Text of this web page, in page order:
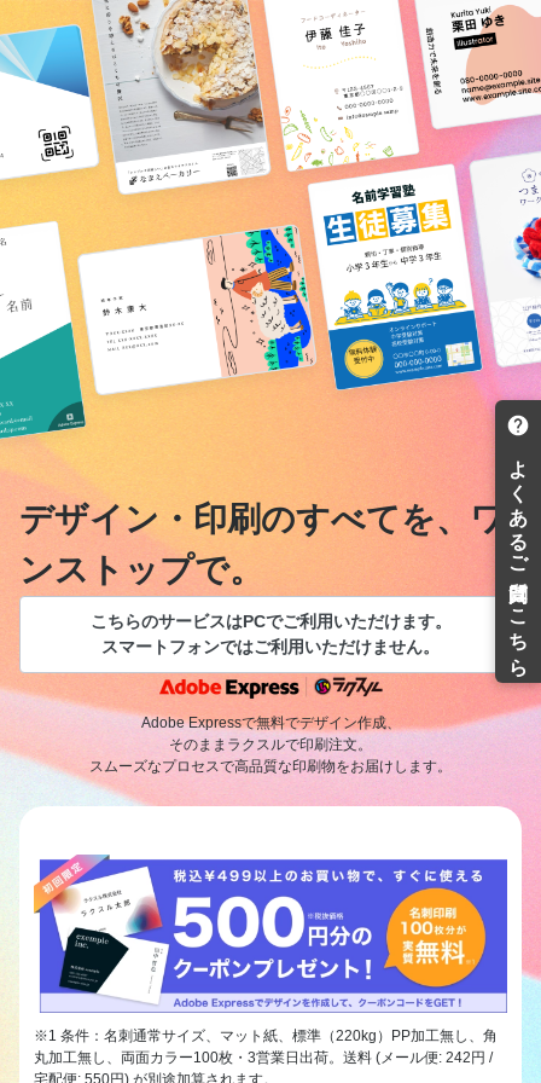
デザイン・印刷のすべてを、ワ
ンストップで。
こちらのサービスはPCでご利用いただけます。
スマートフォンではご利用いただけません。
Adobe Expressで無料でデザイン作成、
そのままラクスルで印刷注文。
スムーズなプロセスで高品質な印刷物をお届けします。
※1 条件：名刺通常サイズ、マット紙、標準（220kg）PP加工無し、角
丸加工無し、両面カラー100枚・3営業日出荷。送料 (メール便: 242円 /